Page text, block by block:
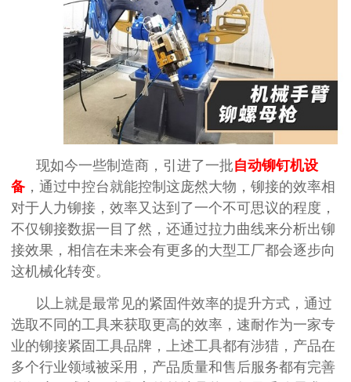
现如今一些制造商，引进了一批自动铆钉机设
备 ，通过中控台就能控制这庞然大物，铆接的效率相
对于人力铆接，效率又达到了一个不可思议的程度，
不仅铆接数据一目了然，还通过拉力曲线来分析出铆
接效果，相信在未来会有更多的大型工厂都会逐步向
这机械化转变。
以上就是最常见的紧固件效率的提升方式，通过
选取不同的工具来获取更高的效率，速耐作为一家专
业的铆接紧固工具品牌，上述工具都有涉猎，产品在
多个行业领域被采用，产品质量和售后服务都有完善